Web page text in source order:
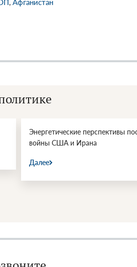
, Афганистан
Энергетические перспективы
войны США и Ирана
Далее